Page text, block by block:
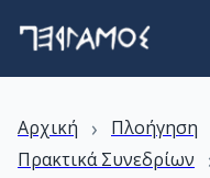
Αρχική › Πλοήγηση
Πρακτικά Συνεδρίων